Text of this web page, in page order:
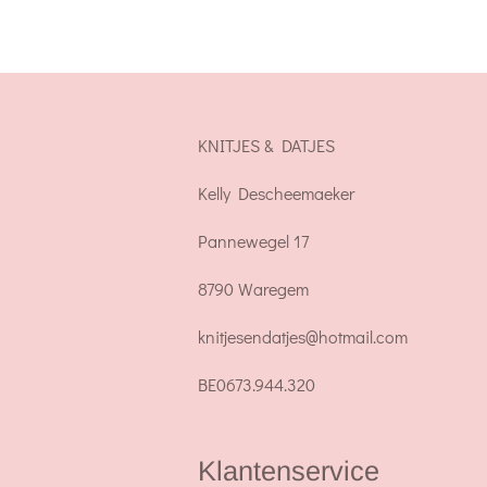
KNITJES & DATJES
Kelly Descheemaeker
Pannewegel 17
8790 Waregem
knitjesendatjes@hotmail.com
BE0673.944.320
Klantenservice